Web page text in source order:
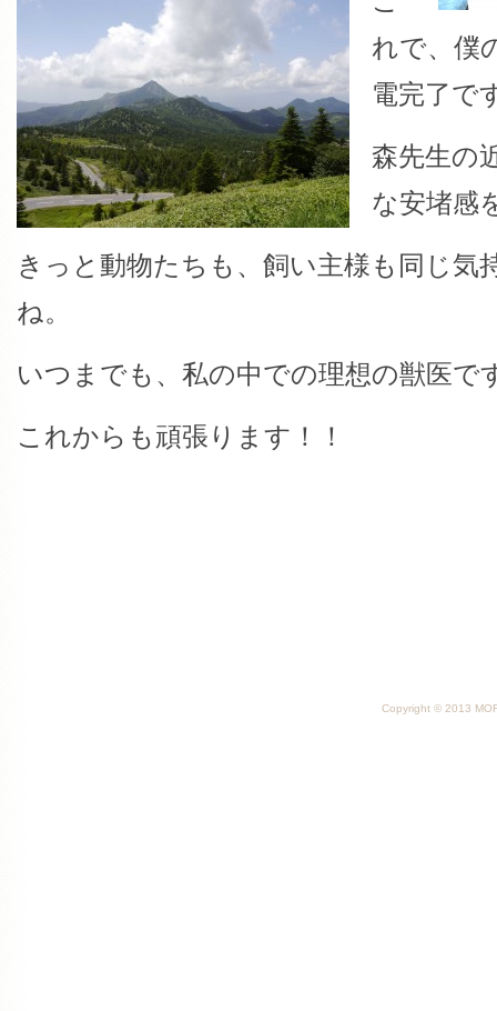
れで、僕
電完了で
森先生の
な安堵感
きっと動物たちも、飼い主様も同じ気
ね。
いつまでも、私の中での理想の獣医で
これからも頑張ります！！
Copyright © 2013